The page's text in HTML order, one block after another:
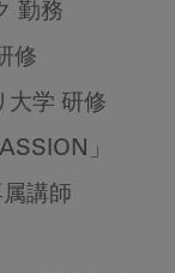
勤務
修
学 研修
」
講師